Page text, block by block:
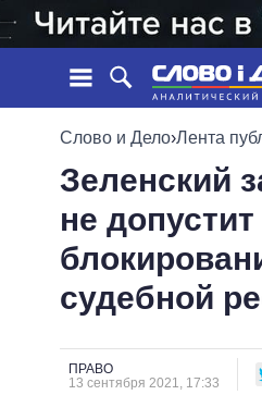
ЛЕНТА
СОБЫТИЯ
СТАТЬИ
МНЕНИЯ
ОБЗОРЫ
ДАЙДЖЕСТЫ
ВСЕ ПОЛИТИКИ
ПРЕЗИДЕНТ И ОФИС
ВЕРХОВНАЯ РАДА
КАБИНЕТ
Слово и Дело›Лента
Зеленский
не допустит
судебной
ПРАВО
13 сентября 2021, 17:33